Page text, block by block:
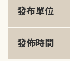
發布單位
發佈時間